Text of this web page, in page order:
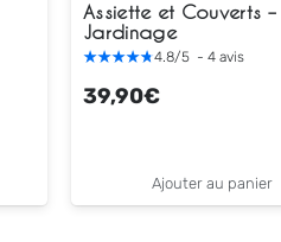
Assiette et Couverts –
Jardinage
4.8/5 -4avis
39,90€
Ajouter au panier